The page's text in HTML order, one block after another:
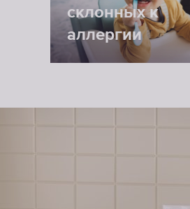
склонных к
аллергии
Эффективен
давлении